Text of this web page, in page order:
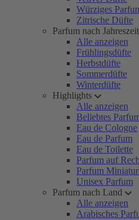
Würziges
Zitrische Düfte
Parfum nach Jahreszeit
Alle anzeigen
Frühlingsdüfte
Herbstdüfte
Sommerdüfte
Winterdüfte
Highlights
Alle anzeigen
Beliebtes
Eau de Cologne
Eau de Parfum
Eau de Toilette
Parfum auf
Parfum
Unisex Parfum
Parfum nach Land
Alle anzeigen
Arabisches